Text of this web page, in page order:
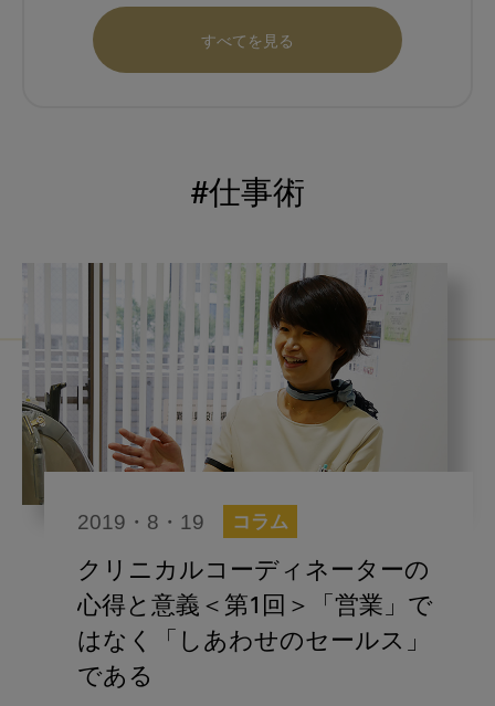
お悩み相談室 動画 書籍
book
海外歯科事情 咬合の変化
口腔機能発達不全症
いちき歯科 スウェーデン
歯周病 鼻うがい
内科 歯科 内科医師
歯科助手
アフターコロナ対策
コンポジットレジン
すべてを見る
#仕事術
2019・8・19 コラム
クリニカルコーディネーターの
心得と意義＜第1回＞「営業」で
はなく「しあわせのセールス」
である